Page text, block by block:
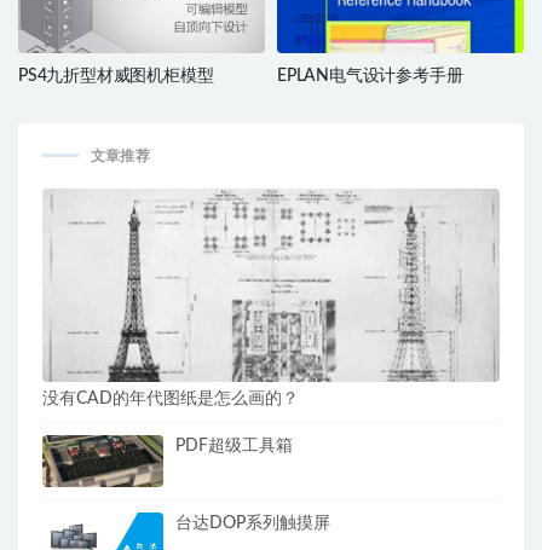
PS4九折型材威图机柜模型 EPLAN电气设计参考手册
文章推荐
没有CAD的年代图纸是怎么画的？
PDF超级工具箱
台达DOP系列触摸屏